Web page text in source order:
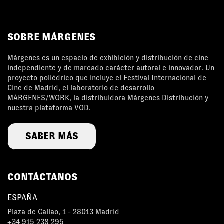
SOBRE MÁRGENES
Márgenes es un espacio de exhibición y distribución de cine
independiente y de marcado carácter autoral e innovador. Un
proyecto poliédrico que incluye el Festival Internacional de
Cine de Madrid, el laboratorio de desarrollo
MÁRGENES/WORK, la distribuidora Márgenes Distribución y
nuestra plataforma VOD.
SABER MÁS
CONTÁCTANOS
ESPAÑA
Plaza de Callao, 1 - 28013 Madrid
+34 915 238 295